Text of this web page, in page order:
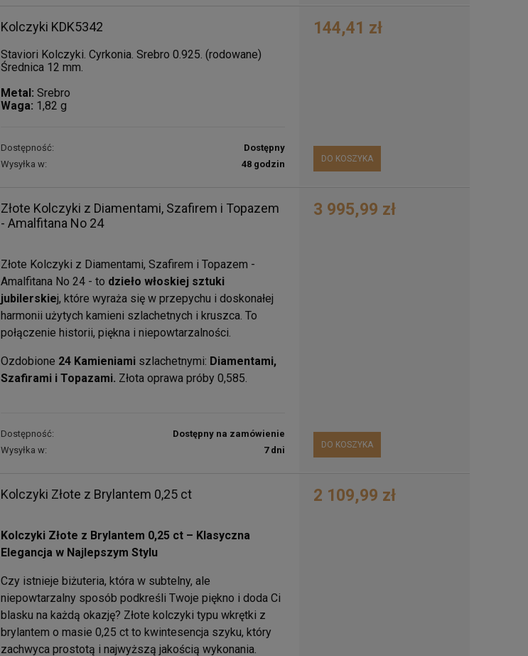
Kolczyki KDK5342
Staviori Kolczyki. Cyrkonia. Srebro 0.925. (rodowane)
Średnica 12 mm.
Metal: Srebro
Waga: 1,82 g
Dostępność:
Dostępny
Wysyłka w:
48 godzin
144,41 zł
DO KOSZYKA
Złote Kolczyki z Diamentami, Szafirem i Topazem
- Amalfitana No 24
Złote Kolczyki z Diamentami, Szafirem i Topazem -
Amalfitana No 24 - to dzieło włoskiej sztuki
jubilerskiej, które wyraża się w przepychu i doskonałej
harmonii użytych kamieni szlachetnych i kruszca. To
połączenie historii, piękna i niepowtarzalności.
Ozdobione 24 Kamieniami szlachetnymi: Diamentami,
Szafirami i Topazami. Złota oprawa próby 0,585.
Dostępność:
Dostępny na zamówienie
Wysyłka w:
7 dni
3 995,99 zł
DO KOSZYKA
Kolczyki Złote z Brylantem 0,25 ct
Kolczyki Złote z Brylantem 0,25 ct – Klasyczna
Elegancja w Najlepszym Stylu
Czy istnieje biżuteria, która w subtelny, ale
niepowtarzalny sposób podkreśli Twoje piękno i doda Ci
blasku na każdą okazję? Złote kolczyki typu wkrętki z
brylantem o masie 0,25 ct to kwintesencja szyku, który
zachwyca prostotą i najwyższą jakością wykonania.
2 109,99 zł